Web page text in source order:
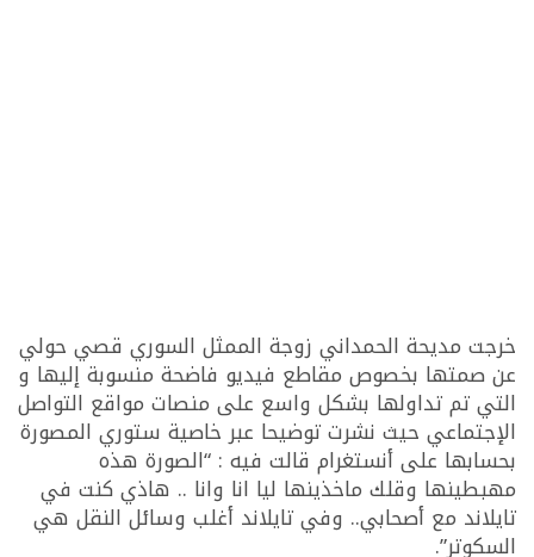
خرجت مديحة الحمداني زوجة الممثل السوري قصي حولي
عن صمتها بخصوص مقاطع فيديو فاضحة منسوبة إليها و
التي تم تداولها بشكل واسع على منصات مواقع التواصل
الإجتماعي حيث نشرت توضيحا عبر خاصية ستوري المصورة
بحسابها على أنستغرام قالت فيه : “الصورة هذه
مهبطينها وقلك ماخذينها ليا انا وانا .. هاذي كنت في
تايلاند مع أصحابي.. وفي تايلاند أغلب وسائل النقل هي
السكوتر”.